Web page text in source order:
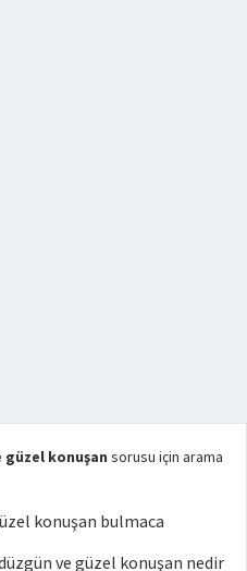
güzel konuşan sorusu için arama
konuşan bulmaca
ve güzel konuşan nedir